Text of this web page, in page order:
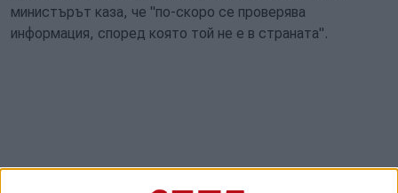
министърът каза, че "по-скоро се проверява
информация, според която той не е в страната".